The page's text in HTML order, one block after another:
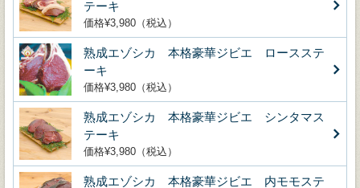
テーキ
価格¥3,980（税込）
熟成エゾシカ 本格豪華ジビエ ロースステ
ーキ
価格¥3,980（税込）
熟成エゾシカ 本格豪華ジビエ シンタマス
テーキ
価格¥3,980（税込）
熟成エゾシカ 本格豪華ジビエ 内モモステ